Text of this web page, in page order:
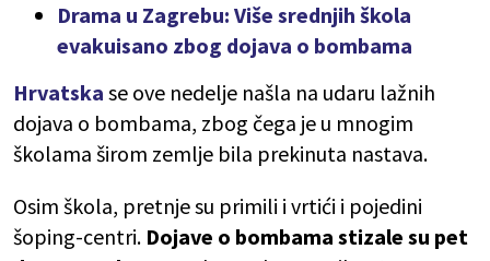
Drama u Zagrebu: Više srednjih škola
evakuisano zbog dojava o bombama
Hrvatska se ove nedelje našla na udaru lažnih
dojava o bombama, zbog čega je u mnogim
školama širom zemlje bila prekinuta nastava.
Osim škola, pretnje su primili i vrtići i pojedini
šoping-centri. Dojave o bombama stizale su pet